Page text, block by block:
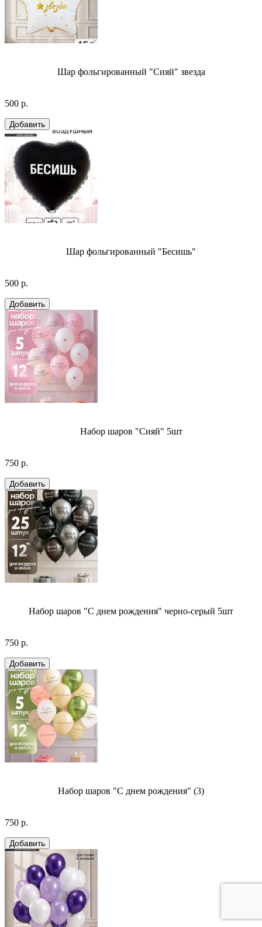
Шар фольгированный "Сияй" звезда
500 р.
Шар фольгированный "Бесишь"
500 р.
Набор шаров "Сияй" 5шт
750 р.
Набор шаров "С днем рождения" черно-серый 5шт
750 р.
Набор шаров "С днем рождения" (3)
750 р.